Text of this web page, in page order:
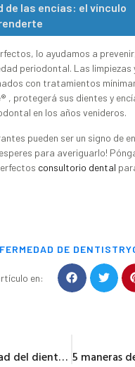
de las encías: el vínculo
lo ayudamos a
periodontal. Las limpiezas
con tratamientos
, protegerá sus dientes y
en los años venideros.
pueden ser un signo de
para averiguarlo!
consultorio dental
DE
en:
¿Sensibilidad del diente al frío? Al calor? A los dulces? ¡Lee esto!